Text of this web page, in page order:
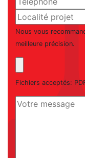
Nous vous
meilleure précision.
Fichiers acceptés: